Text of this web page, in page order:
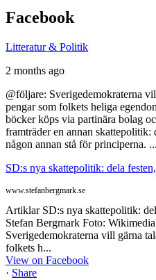
Facebook
Litteratur & Politik
2 months ago
@följare: Sverigedemokraterna
pengar som folkets heliga
böcker köps via partinära bolag
framträder en annan skattepolitik:
någon annan stå för principerna. ...
SD:s nya skattepolitik: dela
www.stefanbergmark.se
Artiklar SD:s nya skattepolitik:
Stefan Bergmark Foto:
Sverigedemokraterna vill gärna
folkets h...
View on Facebook
· Share